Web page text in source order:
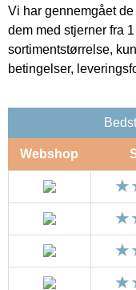
Vi har gennemgået
dem med stjerner fra
sortimentstørrelse,
betingelser,
Webshop